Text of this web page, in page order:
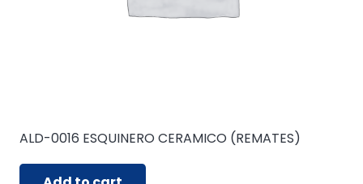
ALD-0016 ESQUINERO CERAMICO (REMATES)